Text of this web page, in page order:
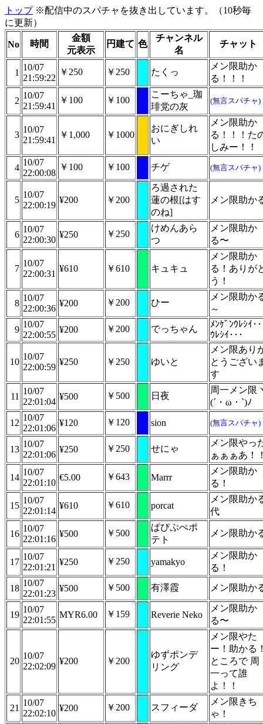
トップ※配信中のスパチャを抜き出しています。（10秒毎
に更新）
No 時間
金額
元表示
円建て 色
チャンネル
名
チャット
1
10/07
21:59:22
￥250 ￥250 たくっ
メン限助か
る！！！
2
10/07
21:59:41
￥100 ￥100
こーちゃ_珈
琲党の灰
(無言スパチャ)
3
10/07
21:59:41
￥1,000 ￥1000
おにぎしれ
い
メン限助か
る！！！た
しみー！！
4
10/07
22:00:08
￥100 ￥100 チゲ (無言スパチャ)
5
10/07
22:00:19
¥200 ￥200
ろ過された
蓮の根[はす
のね]
メン限助か
6
10/07
22:00:30
¥250 ￥250
けめんあら
つ
メン限助か
る〜
7
10/07
22:00:31
¥610 ￥610 キュキュ
メン限助か
る！ありが
う！
8
10/07
22:00:36
¥200 ￥200 ひー
メン限助か
～
9
10/07
22:00:55
¥200 ￥200 でっちゃん
ﾒﾝｹﾞﾝｳﾚｼｲ･
ｳﾚｼｲ･･･
10
10/07
22:00:59
¥250 ￥250 ゆいと
メン限あり
とうござい
す
11
10/07
22:01:04
¥500 ￥500 日夜
周一メン限
(´・ω・`)ﾉ
12
10/07
22:01:06
¥120 ￥120 sion (無言スパチャ)
13
10/07
22:01:06
¥250 ￥250 せにゃ
メン限やっ
ぁぁぁあ！
14
10/07
22:01:10
€5.00 ￥643 Marrr
メン限助か
る！
15
10/07
22:01:14
¥610 ￥610 porcat
メン限助か
代
16
10/07
22:01:16
¥500 ￥500
ぱぴぷぺポ
テト
メン限助か
17
10/07
22:01:21
¥250 ￥250 yamakyo
メン限助か
る！
18
10/07
22:01:23
¥500 ￥500 有澤霞 メン限助か
19
10/07
22:01:55
MYR6.00 ￥159 Reverie Neko
メン限助か
る〜
20
10/07
22:02:09
¥200 ￥200
ゆずポンデ
リング
メン限やた
ー！助かる
ところで 周
一って誰
よ！！
21
10/07
22:02:10
¥200 ￥200 スフィーダ
メン限きち
ゃ！